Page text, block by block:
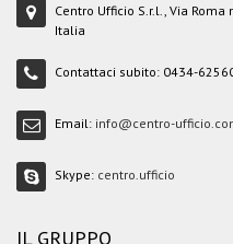
Centro Ufficio S.r.l., Via Roma
Italia
Contattaci subito: 0434-
Email: info@centro-
Skype: centro.ufficio
IL GRUPPO